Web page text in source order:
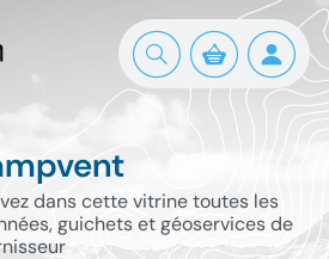
dans cette vitrine toutes les
guichets et géoservices de